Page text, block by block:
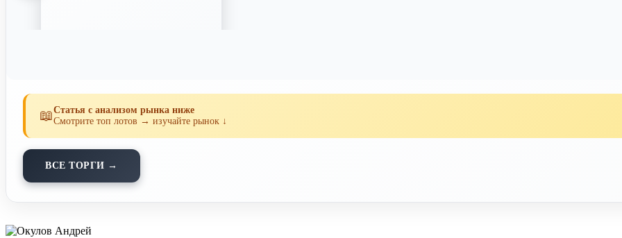
📖Статья с анализом рынка ниже
Смотрите топ лотов → изучайте рынок ↓
ВСЕ ТОРГИ →